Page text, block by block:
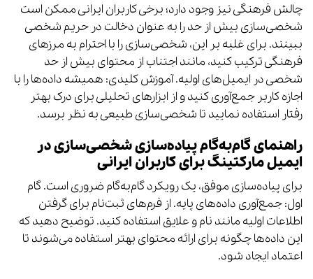
چالش فرهنگی نیز وجود دارد؛ برخی کاربران ایرانی ممکن است
شخصی‌سازی بیش از حد را به عنوان دخالت در حریم شخصی
ببینند. برای غلبه بر این، شخصی‌سازی را با احترام به مرزهای
فرهنگی ترکیب کنید، مانند اجتناب از محتوای بیش از حد
شخصی در ایمیل‌های اولیه. آموزش کلیدی: همیشه داده‌ها را با
اجازه کاربر جمع‌آوری کنید و از ابزارهای تحلیلی برای درک بهتر
رفتار استفاده نمایید تا شخصی‌سازی طبیعی به نظر برسد.
راهنمای گام‌به‌گام پیاده‌سازی شخصی‌سازی در
ایمیل مارکتینگ برای کاربران ایرانی
برای پیاده‌سازی موفق، یک رویکرد گام‌به‌گام ضروری است. گام
اول: جمع‌آوری داده‌های پایه. از فرم‌های ثبت‌نام برای گرفتن
اطلاعات اولیه مانند نام و علایق استفاده کنید. توضیح دهید که
این داده‌ها چگونه برای ارائه محتوای بهتر استفاده می‌شوند تا
اعتماد ایجاد شود.